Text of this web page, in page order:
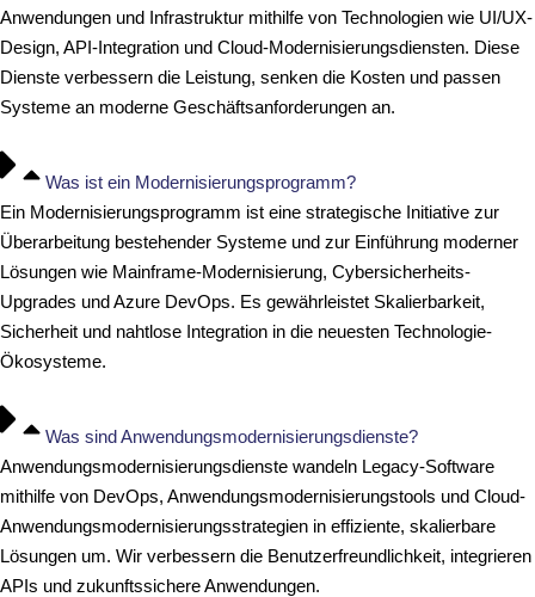
Anwendungen und Infrastruktur mithilfe von Technologien wie UI/UX-
Design, API-Integration und Cloud-Modernisierungsdiensten. Diese
Dienste verbessern die Leistung, senken die Kosten und passen
Systeme an moderne Geschäftsanforderungen an.
Was ist ein Modernisierungsprogramm?
Ein Modernisierungsprogramm ist eine strategische Initiative zur
Überarbeitung bestehender Systeme und zur Einführung moderner
Lösungen wie Mainframe-Modernisierung, Cybersicherheits-
Upgrades und Azure DevOps. Es gewährleistet Skalierbarkeit,
Sicherheit und nahtlose Integration in die neuesten Technologie-
Ökosysteme.
Was sind Anwendungsmodernisierungsdienste?
Anwendungsmodernisierungsdienste wandeln Legacy-Software
mithilfe von DevOps, Anwendungsmodernisierungstools und Cloud-
Anwendungsmodernisierungsstrategien in effiziente, skalierbare
Lösungen um. Wir verbessern die Benutzerfreundlichkeit, integrieren
APIs und zukunftssichere Anwendungen.